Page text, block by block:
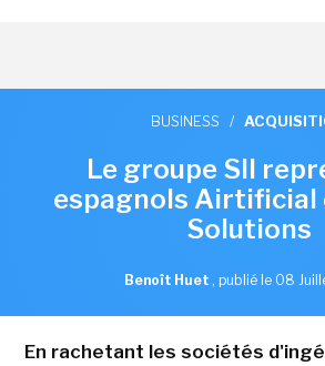
BUSINESS /
Le groupe SII
espagnols Airtificial
Solutions
Benoît Huet , publié le 08
En rachetant les sociétés